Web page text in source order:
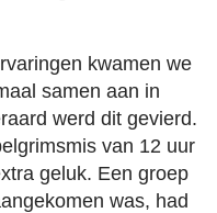
kwamen we
samen aan in
werd dit gevierd.
van 12 uur
geluk. Een groep
was, had